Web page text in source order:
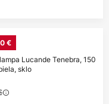
€
Lucande Tenebra, 150
sklo